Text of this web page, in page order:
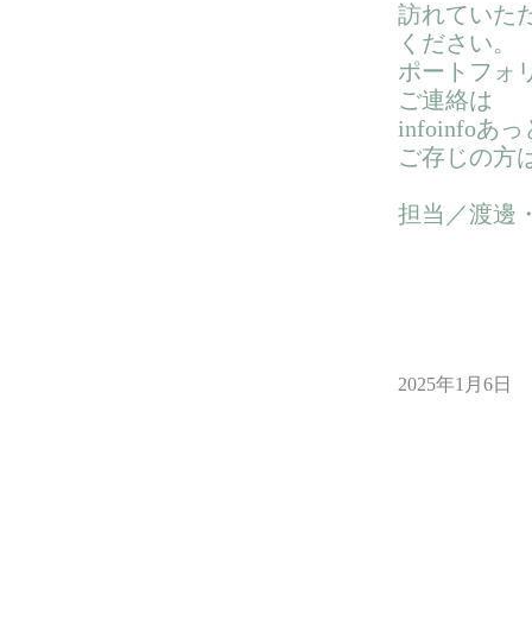
訪れていた
ください。
ポートフォ
ご連絡は
infoinfoあっ
ご存じの方
担当／渡邊
2025年1月6日